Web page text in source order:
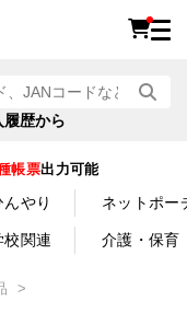
履歴から
帳票出力可能
んやり ネットポー
校関連 介護・保育